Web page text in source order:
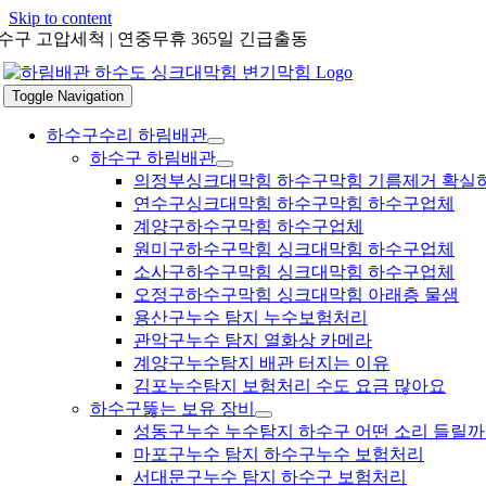
Skip to content
구 고압세척 | 연중무휴 365일 긴급출동
Toggle Navigation
하수구수리 하림배관
하수구 하림배관
의정부싱크대막힘 하수구막힘 기름제거 확실
연수구싱크대막힘 하수구막힘 하수구업체
계양구하수구막힘 하수구업체
원미구하수구막힘 싱크대막힘 하수구업체
소사구하수구막힘 싱크대막힘 하수구업체
오정구하수구막힘 싱크대막힘 아래층 물샘
용산구누수 탐지 누수보험처리
관악구누수 탐지 열화상 카메라
계양구누수탐지 배관 터지는 이유
김포누수탐지 보험처리 수도 요금 많아요
하수구뚫는 보유 장비
성동구누수 누수탐지 하수구 어떤 소리 들릴까
마포구누수 탐지 하수구누수 보험처리
서대문구누수 탐지 하수구 보험처리